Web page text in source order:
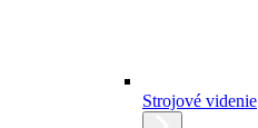
Strojové videnie